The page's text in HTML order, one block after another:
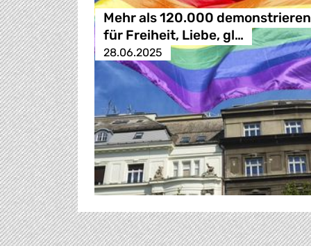
Mehr als 120.000 demonstrieren
für Freiheit, Liebe, gl…
28.06.2025